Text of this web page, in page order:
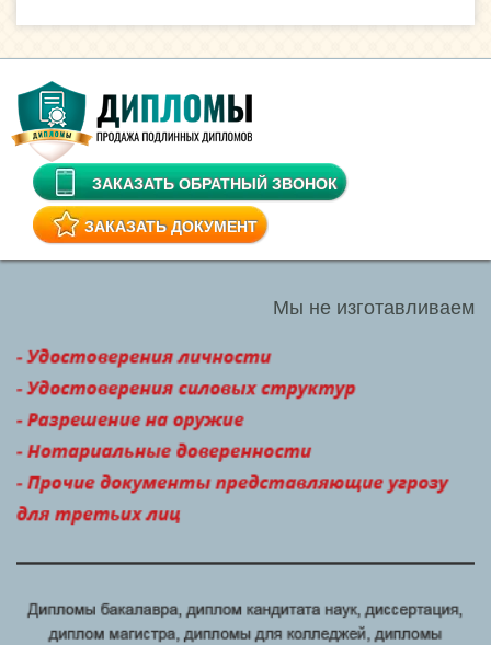
ЗАКАЗАТЬ ОБРАТНЫЙ ЗВОНОК
ЗАКАЗАТЬ ДОКУМЕНТ
Мы не изготавливаем